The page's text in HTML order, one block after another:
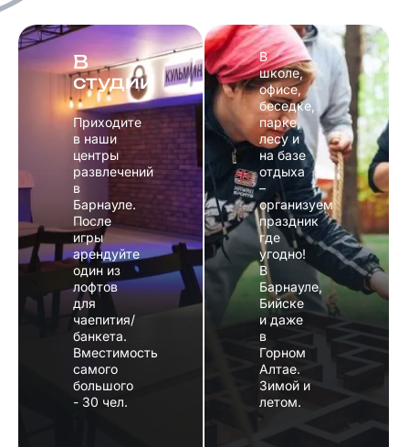
В
студии
Приходите
в наши
центры
развлечений
в
Барнауле.
После
игры
арендуйте
один из
лофтов
для
чаепития/
банкета.
Вместимость
самого
большого
- 30 чел.
В
школе,
офисе,
беседке,
парке,
лесу и
на базе
отдыха
–
организуем
праздник
где
угодно!
В
Барнауле,
Бийске
и даже
в
Горном
Алтае.
Зимой и
летом.